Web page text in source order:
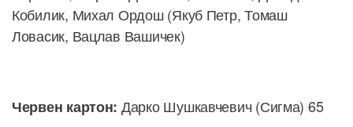
Кобилик, Михал Ордош (Якуб Петр, Томаш
Ловасик, Вацлав Вашичек)
Червен картон: Дарко Шушкавчевич (Сигма) 65